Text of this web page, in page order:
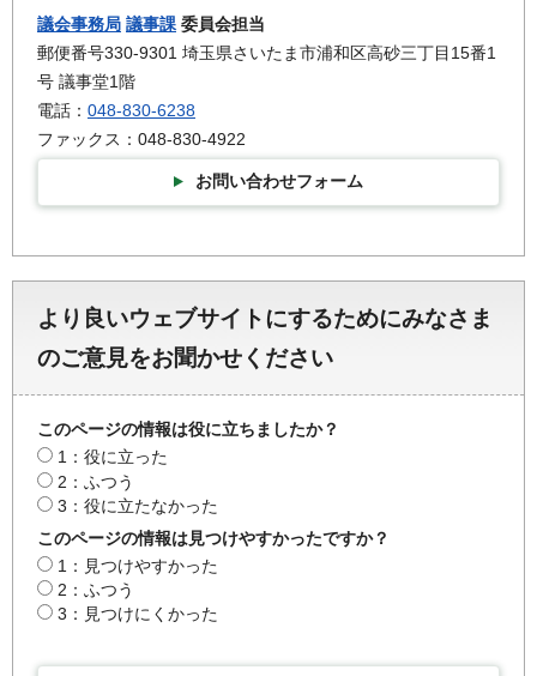
議会事務局 議事課 委員会担当
郵便番号330-9301 埼玉県さいたま市浦和区高砂三丁目15番1
号 議事堂1階
電話： 048-830-6238
ファックス：048-830-4922
お問い合わせフォーム
より良いウェブサイトにするためにみなさま
のご意見をお聞かせください
このページの情報は役に立ちましたか？
1：役に立った
2：ふつう
3：役に立たなかった
このページの情報は見つけやすかったですか？
1：見つけやすかった
2：ふつう
3：見つけにくかった